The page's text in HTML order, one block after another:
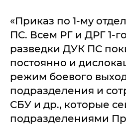
«Приказ по 1-му
ПС. Всем РГ и ДРГ 1-
разведки ДУК ПС
постоянно и
режим боевого
подразделения и
СБУ и др., которые
подразделениями